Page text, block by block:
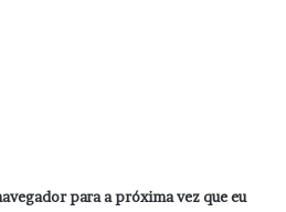
para a próxima vez que eu